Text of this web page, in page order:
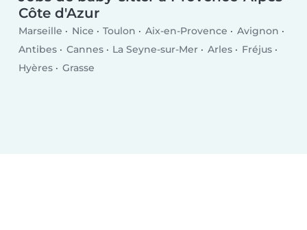
Côte d'Azur
Marseille Nice Toulon Aix-en-Provence
Avignon
Antibes
Cannes La Seyne-sur-Mer Arles
Fréjus
Hyères
Grasse